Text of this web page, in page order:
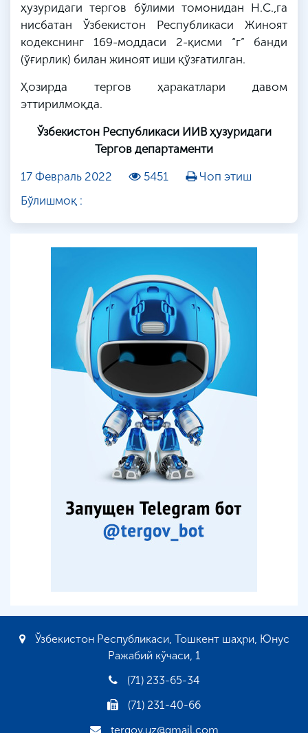
ҳузуридаги тергов бўлими томонидан Н.С.,га
нисбатан Ўзбекистон Республикаси Жиноят
кодекснинг 169-моддаси 2-қисми “г” банди
(ўғирлик) билан жиноят иши қўзғатилган.
Ҳозирда тергов ҳаракатлари давом
эттирилмоқда.
Ўзбекистон Республикаси ИИВ ҳузуридаги
Тергов департаменти
17 Февраль 2022
5451
Чоп этиш
Бўлишмоқ :
Ўзбекистон Республикаси, Тошкент шаҳри, Юнус
Ражабий кўчаси, 1
(71) 233-65-34
(71) 231-40-66
tergov.uz@gmail.com